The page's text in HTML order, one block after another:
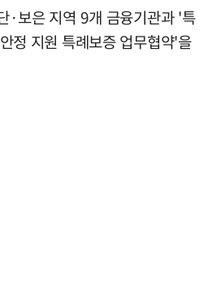
·보은 지역 9개 금융기관과 '특
정 지원 특례보증 업무협약'을